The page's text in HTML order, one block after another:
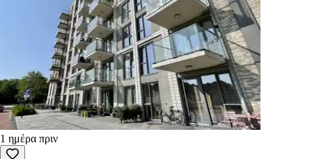
1 ημέρα πριν